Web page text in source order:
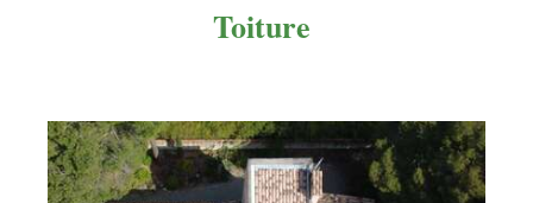
Toiture